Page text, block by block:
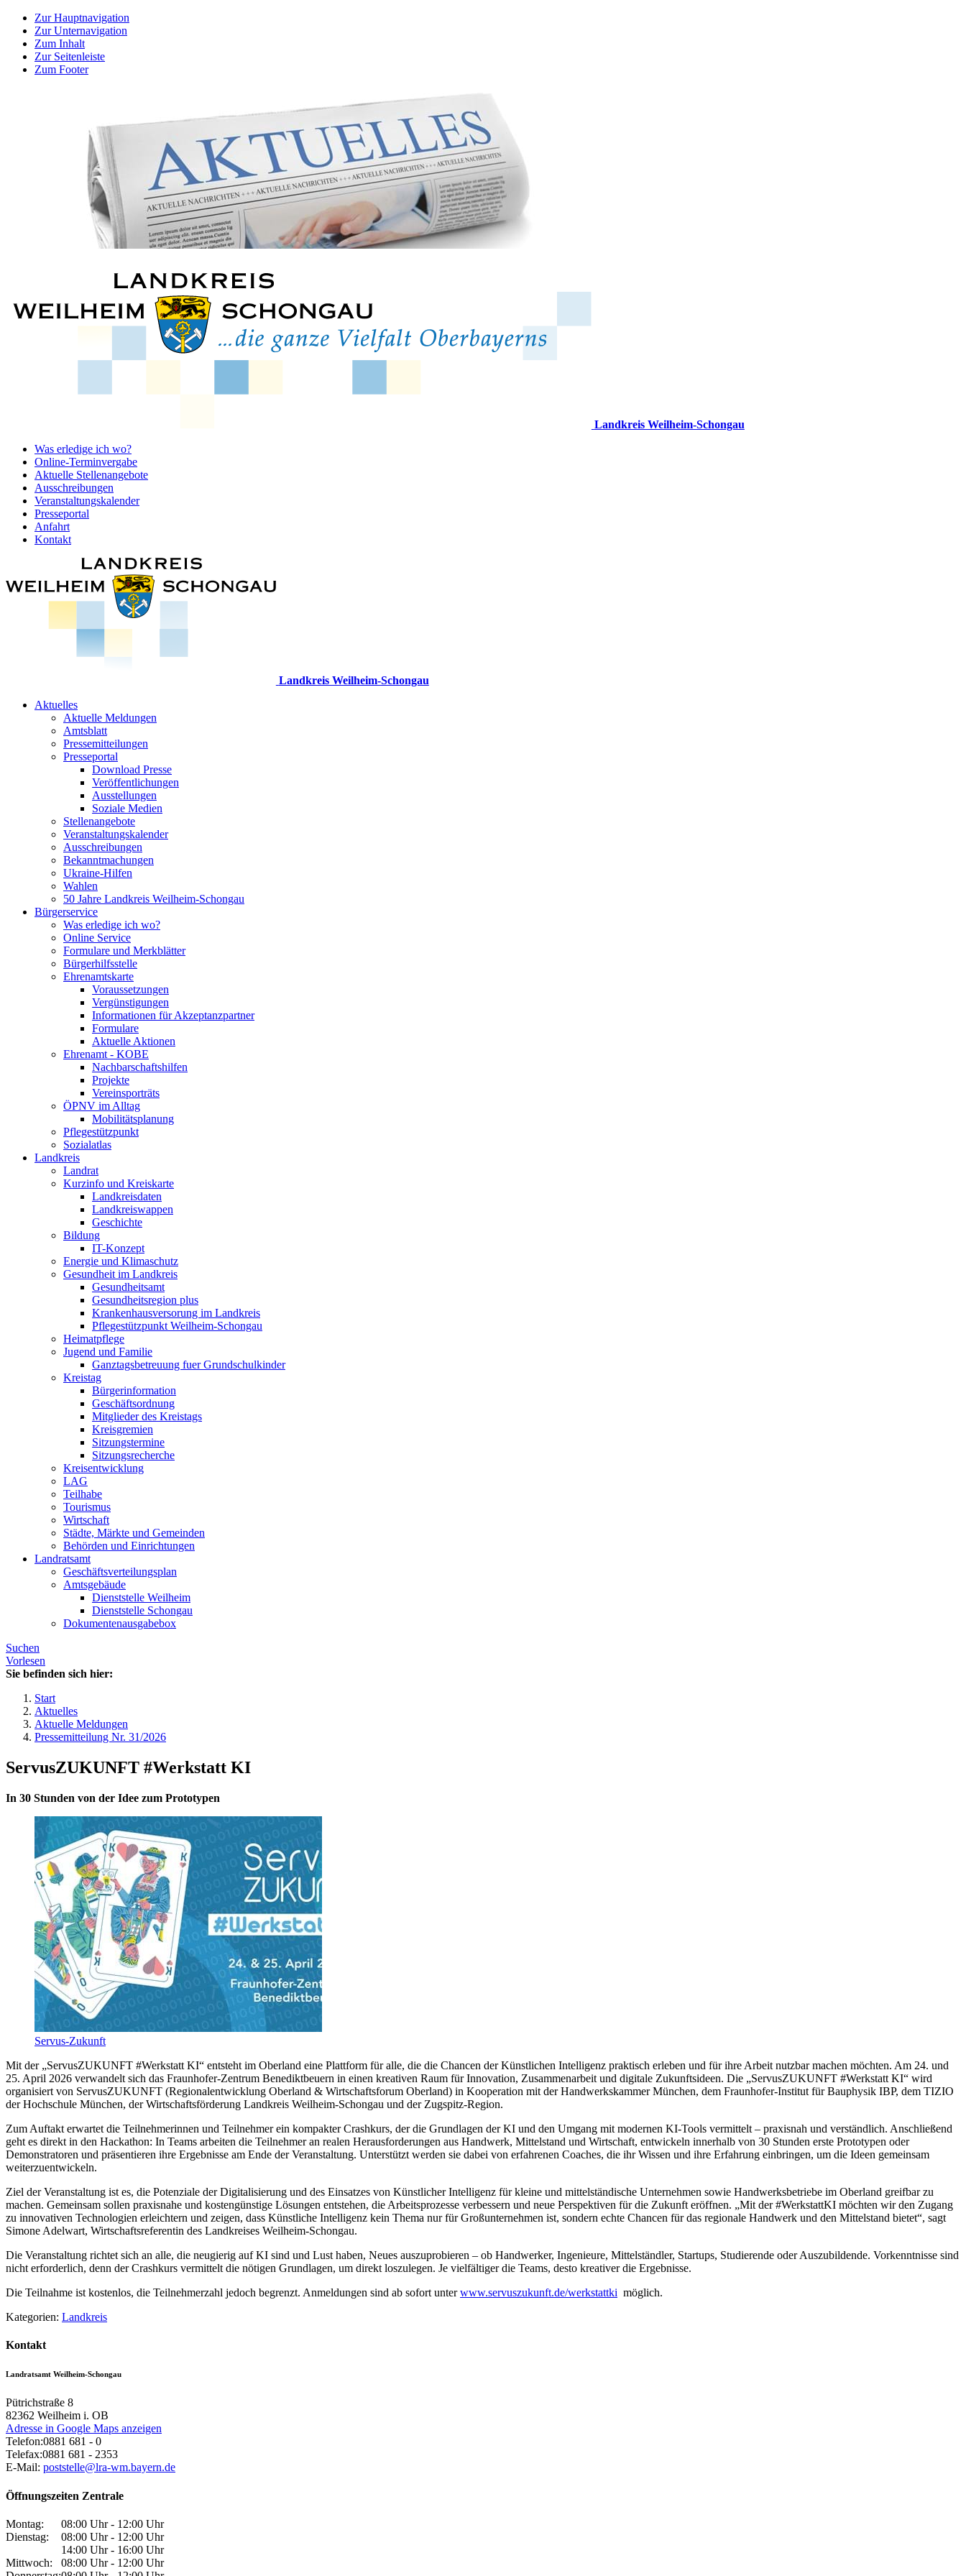
Zur Hauptnavigation
Zur Unternavigation
Zum Inhalt
Zur Seitenleiste
Zum Footer
Landkreis Weilheim-Schongau
Was erledige ich wo?
Online-Terminvergabe
Aktuelle Stellenangebote
Ausschreibungen
Veranstaltungskalender
Presseportal
Anfahrt
Kontakt
Landkreis Weilheim-Schongau
Aktuelles
Aktuelle Meldungen
Amtsblatt
Pressemitteilungen
Presseportal
Download Presse
Veröffentlichungen
Ausstellungen
Soziale Medien
Stellenangebote
Veranstaltungskalender
Ausschreibungen
Bekanntmachungen
Ukraine-Hilfen
Wahlen
50 Jahre Landkreis Weilheim-Schongau
Bürgerservice
Was erledige ich wo?
Online Service
Formulare und Merkblätter
Bürgerhilfsstelle
Ehrenamtskarte
Voraussetzungen
Vergünstigungen
Informationen für Akzeptanzpartner
Formulare
Aktuelle Aktionen
Ehrenamt - KOBE
Nachbarschaftshilfen
Projekte
Vereinsporträts
ÖPNV im Alltag
Mobilitätsplanung
Pflegestützpunkt
Sozialatlas
Landkreis
Landrat
Kurzinfo und Kreiskarte
Landkreisdaten
Landkreiswappen
Geschichte
Bildung
IT-Konzept
Energie und Klimaschutz
Gesundheit im Landkreis
Gesundheitsamt
Gesundheitsregion plus
Krankenhausversorung im Landkreis
Pflegestützpunkt Weilheim-Schongau
Heimatpflege
Jugend und Familie
Ganztagsbetreuung fuer Grundschulkinder
Kreistag
Bürgerinformation
Geschäftsordnung
Mitglieder des Kreistags
Kreisgremien
Sitzungstermine
Sitzungsrecherche
Kreisentwicklung
LAG
Teilhabe
Tourismus
Wirtschaft
Städte, Märkte und Gemeinden
Behörden und Einrichtungen
Landratsamt
Geschäftsverteilungsplan
Amtsgebäude
Dienststelle Weilheim
Dienststelle Schongau
Dokumentenausgabebox
Suchen
Vorlesen
Sie befinden sich hier:
Start
Aktuelles
Aktuelle Meldungen
Pressemitteilung Nr. 31/2026
ServusZUKUNFT #Werkstatt KI
In 30 Stunden von der Idee zum Prototypen
Servus-Zukunft
Mit der „ServusZUKUNFT #Werkstatt KI“ entsteht im Oberland eine Plattform für alle, die die Chancen der Künstlichen Intelligenz praktisch erleben und für ihre Arbeit nutzbar machen möchten. Am 24. und
25. April 2026 verwandelt sich das Fraunhofer-Zentrum Benediktbeuern in einen kreativen Raum für Innovation, Zusammenarbeit und digitale Zukunftsideen. Die „ServusZUKUNFT #Werkstatt KI“ wird
organisiert von ServusZUKUNFT (Regionalentwicklung Oberland & Wirtschaftsforum Oberland) in Kooperation mit der Handwerkskammer München, dem Fraunhofer-Institut für Bauphysik IBP, dem TIZIO
der Hochschule München, der Wirtschaftsförderung Landkreis Weilheim-Schongau und der Zugspitz-Region.
Zum Auftakt erwartet die Teilnehmerinnen und Teilnehmer ein kompakter Crashkurs, der die Grundlagen der KI und den Umgang mit modernen KI-Tools vermittelt – praxisnah und verständlich. Anschließend
geht es direkt in den Hackathon: In Teams arbeiten die Teilnehmer an realen Herausforderungen aus Handwerk, Mittelstand und Wirtschaft, entwickeln innerhalb von 30 Stunden erste Prototypen oder
Demonstratoren und präsentieren ihre Ergebnisse am Ende der Veranstaltung. Unterstützt werden sie dabei von erfahrenen Coaches, die ihr Wissen und ihre Erfahrung einbringen, um die Ideen gemeinsam
weiterzuentwickeln.
Ziel der Veranstaltung ist es, die Potenziale der Digitalisierung und des Einsatzes von Künstlicher Intelligenz für kleine und mittelständische Unternehmen sowie Handwerksbetriebe im Oberland greifbar zu
machen. Gemeinsam sollen praxisnahe und kostengünstige Lösungen entstehen, die Arbeitsprozesse verbessern und neue Perspektiven für die Zukunft eröffnen. „Mit der #WerkstattKI möchten wir den Zugang
zu innovativen Technologien erleichtern und zeigen, dass Künstliche Intelligenz kein Thema nur für Großunternehmen ist, sondern echte Chancen für das regionale Handwerk und den Mittelstand bietet“, sagt
Simone Adelwart, Wirtschaftsreferentin des Landkreises Weilheim-Schongau.
Die Veranstaltung richtet sich an alle, die neugierig auf KI sind und Lust haben, Neues auszuprobieren – ob Handwerker, Ingenieure, Mittelständler, Startups, Studierende oder Auszubildende. Vorkenntnisse sind
nicht erforderlich, denn der Crashkurs vermittelt die nötigen Grundlagen, um direkt loszulegen. Je vielfältiger die Teams, desto kreativer die Ergebnisse.
Die Teilnahme ist kostenlos, die Teilnehmerzahl jedoch begrenzt. Anmeldungen sind ab sofort unterwww.servuszukunft.de/werkstattki möglich.
Kategorien: Landkreis
Kontakt
Landratsamt Weilheim-Schongau
Pütrichstraße 8
82362 Weilheim i. OB
Adresse in Google Maps anzeigen
Telefon:0881 681 - 0
Telefax:0881 681 - 2353
E-Mail: poststelle@lra-wm.bayern.de
Öffnungszeiten Zentrale
Montag:
08:00 Uhr - 12:00 Uhr
Dienstag:
08:00 Uhr - 12:00 Uhr
14:00 Uhr - 16:00 Uhr
Mittwoch:
08:00 Uhr - 12:00 Uhr